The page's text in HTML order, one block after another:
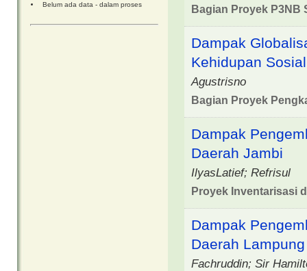
Belum ada data - dalam proses Bagian Proyek P3NB
Dampak
Kehidupan
Agustrisno
Bagian Proyek
Dampak
Daerah Jambi
IlyasLatief; Refrisul
Proyek Inventarisasi
Dampak
Daerah Lampung
Fachruddin; Sir